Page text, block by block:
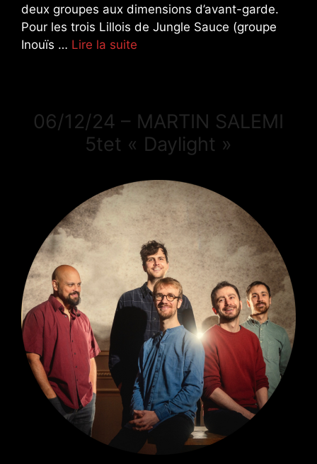
deux groupes aux dimensions d’avant-garde.
Pour les trois Lillois de Jungle Sauce (groupe
Inouïs … Lire la suite
06/12/24 – MARTIN SALEMI
5tet « Daylight »